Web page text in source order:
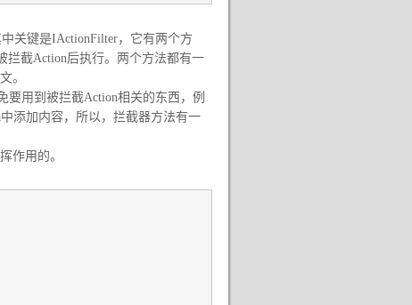
关键是IActionFilter，它有两个方
拦截Action后执行。两个方法都有一
。
用到被拦截Action相关的东西，例
添加内容，所以，拦截器方法有一
作用的。